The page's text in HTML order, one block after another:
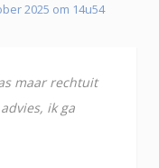
2025 om 14u54
maar rechtuit
ik ga